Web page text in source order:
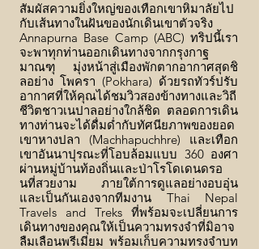
สัมผัสความยิ่งใหญ่ของเทือกเขาหิมาลัยไป
กับเส้นทางในฝันของนักเดินเขาตัวจริง
Annapurna Base Camp (ABC) ทริปนี้เรา
จะพาทุกท่านออกเดินทางจากกรุงกาฐ
มาณฑุ มุ่งหน้าสู่เมืองพักตากอากาศสุดชิ
ลอย่าง โพครา (Pokhara) ด้วยรถทัวร์ปรับ
อากาศที่ให้คุณได้ชมวิวสองข้างทางและวิถี
ชีวิตชาวเนปาลอย่างใกล้ชิด ตลอดการเดิน
ทางท่านจะได้ดื่มด่ำกับทัศนียภาพของยอด
เขาหางปลา (Machhapuchhre) และเทือก
เขาอันนาปุรณะที่โอบล้อมแบบ 360 องศา
ผ่านหมู่บ้านท้องถิ่นและป่าโรโดเดนดรอ
นที่สวยงาม ภายใต้การดูแลอย่างอบอุ่น
และเป็นกันเองจากทีมงาน Thai Nepal
Travels and Treks ที่พร้อมจะเปลี่ยนการ
เดินทางของคุณให้เป็นความทรงจำที่มิอาจ
ลืมเลือนพรีเมียม พร้อมเก็บความทรงจำบท